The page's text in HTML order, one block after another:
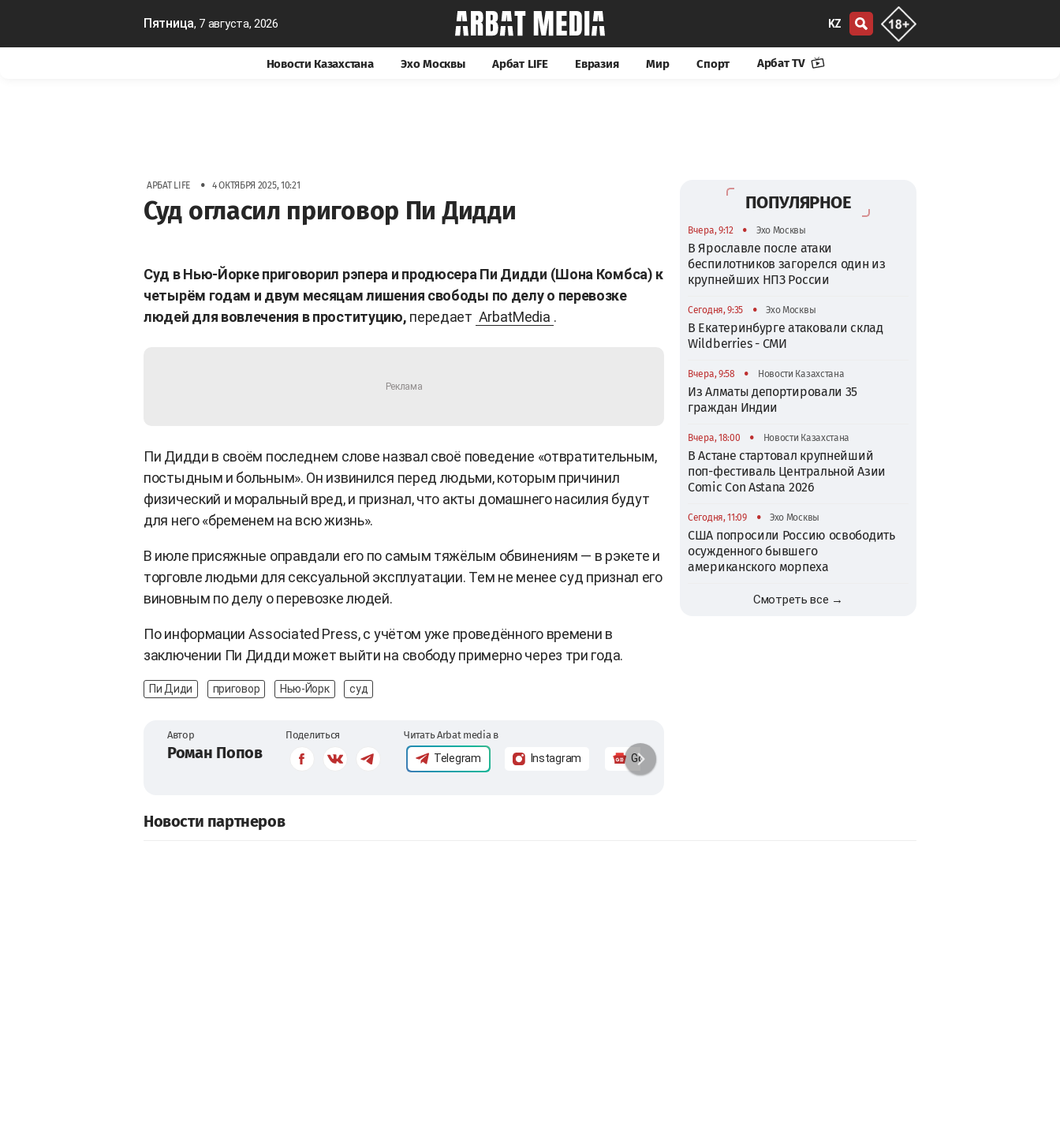
Пятница, 7 августа, 2026 KZ
Новости Казахстана Эхо Москвы Арбат LIFE Евразия Мир Спорт Арбат TV
АРБАТ LIFE • 4 ОКТЯБРЯ 2025, 10:21
Суд огласил приговор Пи Дидди
Суд в Нью-Йорке приговорил рэпера и продюсера Пи Дидди (Шона Комбса) к
четырём годам и двум месяцам лишения свободы по делу о перевозке
людей для вовлечения в проституцию, передает ArbatMedia .
Пи Дидди в своём последнем слове назвал своё поведение «отвратительным,
постыдным и больным». Он извинился перед людьми, которым причинил
физический и моральный вред, и признал, что акты домашнего насилия будут
для него «бременем на всю жизнь».
В июле присяжные оправдали его по самым тяжёлым обвинениям — в рэкете и
торговле людьми для сексуальной эксплуатации. Тем не менее суд признал его
виновным по делу о перевозке людей.
По информации Associated Press, с учётом уже проведённого времени в
заключении Пи Дидди может выйти на свободу примерно через три года.
Пи Диди приговор Нью-Йорк суд
Автор
Роман Попов
Поделиться Читать Arbat media в
Telegram Instagram Google News
ПОПУЛЯРНОЕ
Вчера, 9:12 • Эхо Москвы
В Ярославле после атаки
беспилотников загорелся один из
крупнейших НПЗ России
Сегодня, 9:35 • Эхо Москвы
В Екатеринбурге атаковали склад
Wildberries - СМИ
Вчера, 9:58 • Новости Казахстана
Из Алматы депортировали 35
граждан Индии
Вчера, 18:00 • Новости Казахстана
В Астане стартовал крупнейший
поп-фестиваль Центральной Азии
Comic Con Astana 2026
Сегодня, 11:09 • Эхо Москвы
США попросили Россию освободить
осужденного бывшего
американского морпеха
Смотреть все →
Новости партнеров